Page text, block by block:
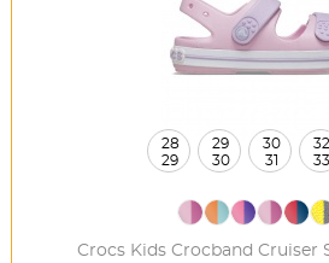
Crocs Kids Crocband Cruiser
28
29
29
30
30
31
32
33